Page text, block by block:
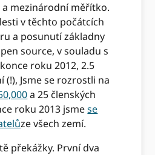
mezinárodní měřítko.
v těchto počátcích
a posunutí základny
source, v souladu s
roku 2012, 2.5
(!), Jsme se rozrostli na
a 25 členských
roku 2013 jsmese
ze všech zemí.
překážky. První dva